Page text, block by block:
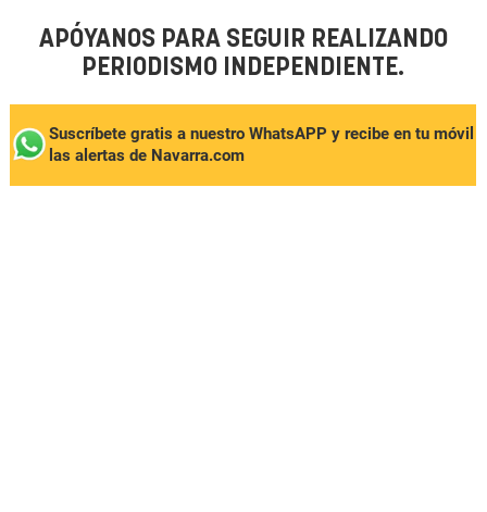
APÓYANOS PARA SEGUIR REALIZANDO
PERIODISMO INDEPENDIENTE.
Suscríbete gratis a nuestro WhatsAPP y recibe en tu móvil
las alertas de Navarra.com